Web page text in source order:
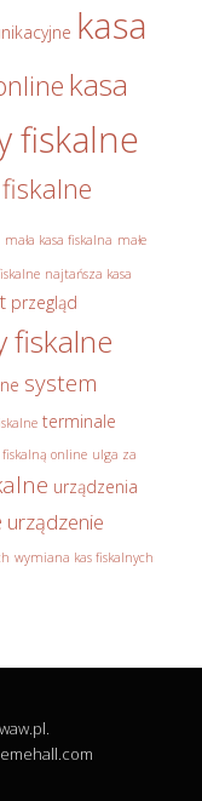
kasa
kasa
fiskalne
mała kasa fiskalna małe
najtańsza kasa
przegląd
fiskalne
system
terminale
online ulga za
urządzenia
urządzenie
wymiana kas fiskalnych